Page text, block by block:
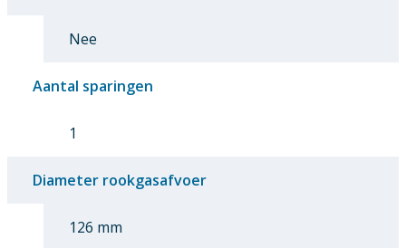
Nee
Aantal sparingen
1
Diameter rookgasafvoer
126 mm